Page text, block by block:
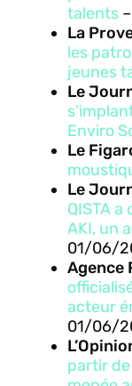
talents
La
les
jeunes
Le
Enviro
Le
Le
QISTA
AKI, un
01/06/
Agence
acteur
01/06/
partir